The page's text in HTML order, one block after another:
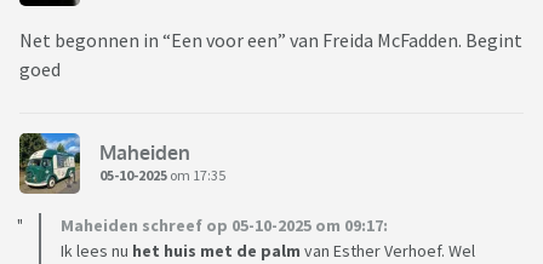
Net begonnen in “Een voor een” van Freida McFadden. Begint
goed
Maheiden
05-10-2025 om 17:35
Maheiden schreef op 05-10-2025 om 09:17:
Ik lees nu het huis met de palm van Esther Verhoef. Wel